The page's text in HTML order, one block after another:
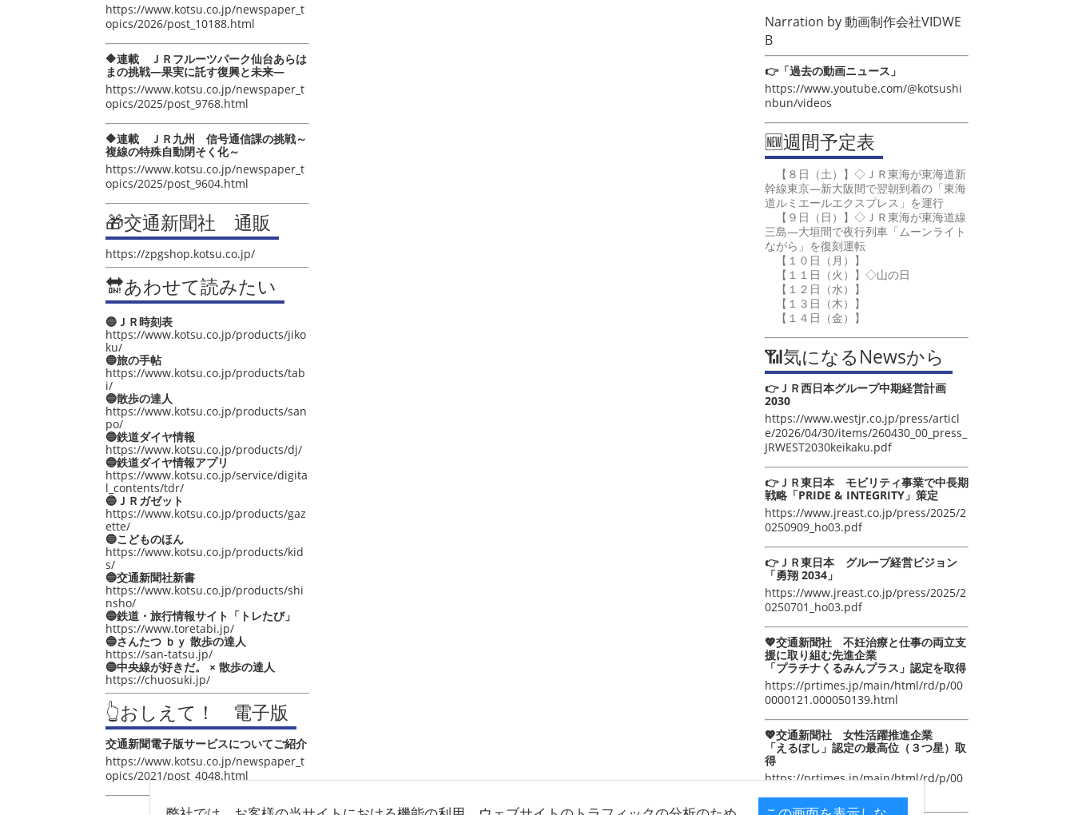
https://www.kotsu.co.jp/newspaper_t
opics/2026/post_10188.html
🔶連載 ＪＲフルーツパーク仙台あらは
まの挑戦―果実に託す復興と未来―
https://www.kotsu.co.jp/newspaper_t
opics/2025/post_9768.html
🔶連載 ＪＲ九州 信号通信課の挑戦～
複線の特殊自動閉そく化～
https://www.kotsu.co.jp/newspaper_t
opics/2025/post_9604.html
🎁交通新聞社 通販
https://zpgshop.kotsu.co.jp/
🔛あわせて読みたい
🔵ＪＲ時刻表
https://www.kotsu.co.jp/products/jiko
ku/
🔵旅の手帖
https://www.kotsu.co.jp/products/tab
i/
🔵散歩の達人
https://www.kotsu.co.jp/products/san
po/
🔵鉄道ダイヤ情報
https://www.kotsu.co.jp/products/dj/
🔵鉄道ダイヤ情報アプリ
https://www.kotsu.co.jp/service/digita
l_contents/tdr/
🔵ＪＲガゼット
https://www.kotsu.co.jp/products/gaz
ette/
🔵こどものほん
https://www.kotsu.co.jp/products/kid
s/
🔵交通新聞社新書
https://www.kotsu.co.jp/products/shi
nsho/
🔵鉄道・旅行情報サイト「トレたび」
https://www.toretabi.jp/
🔵さんたつ ｂｙ 散歩の達人
https://san-tatsu.jp/
🔵中央線が好きだ。 × 散歩の達人
https://chuosuki.jp/
👆おしえて！ 電子版
交通新聞電子版サービスについてご紹介
https://www.kotsu.co.jp/newspaper_t
opics/2021/post_4048.html
Narration by動画制作会社VIDWE
B
👉「過去の動画ニュース」
https://www.youtube.com/@kotsushi
nbun/videos
🆕週間予定表
【８日（土）】◇ＪＲ東海が東海道新
幹線東京―新大阪間で翌朝到着の「東海
道ルミエールエクスプレス」を運行
【９日（日）】◇ＪＲ東海が東海道線
三島―大垣間で夜行列車「ムーンライト
ながら」を復刻運転
【１０日（月）】
【１１日（火）】◇山の日
【１２日（水）】
【１３日（木）】
【１４日（金）】
📶気になるNewsから
👉ＪＲ西日本グループ中期経営計画
2030
https://www.westjr.co.jp/press/articl
e/2026/04/30/items/260430_00_press_
JRWEST2030keikaku.pdf
👉ＪＲ東日本 モビリティ事業で中長期
戦略「PRIDE & INTEGRITY」策定
https://www.jreast.co.jp/press/2025/2
0250909_ho03.pdf
👉ＪＲ東日本 グループ経営ビジョン
「勇翔 2034」
https://www.jreast.co.jp/press/2025/2
0250701_ho03.pdf
💖交通新聞社 不妊治療と仕事の両立支
援に取り組む先進企業
「プラチナくるみんプラス」認定を取得
https://prtimes.jp/main/html/rd/p/00
0000121.000050139.html
💖交通新聞社 女性活躍推進企業
「えるぼし」認定の最高位（３つ星）取
得
https://prtimes.jp/main/html/rd/p/00